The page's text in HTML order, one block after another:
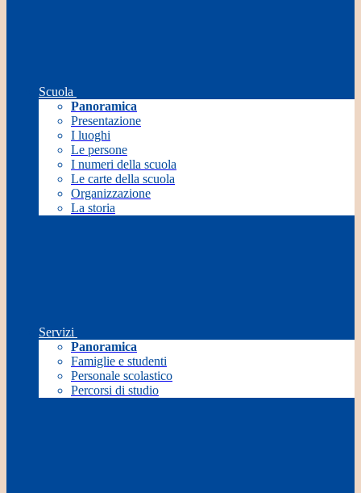
Scuola
Panoramica
Presentazione
I luoghi
Le persone
I numeri della scuola
Le carte della scuola
Organizzazione
La storia
Servizi
Panoramica
Famiglie e studenti
Personale scolastico
Percorsi di studio